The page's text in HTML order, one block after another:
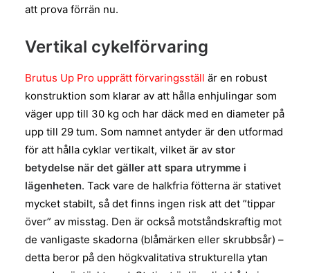
att prova förrän nu.
Vertikal cykelförvaring
Brutus Up Pro upprätt förvaringsställ är en robust
konstruktion som klarar av att hålla enhjulingar som
väger upp till 30 kg och har däck med en diameter på
upp till 29 tum. Som namnet antyder är den utformad
för att hålla cyklar vertikalt, vilket är av stor
betydelse när det gäller att spara utrymme i
lägenheten. Tack vare de halkfria fötterna är stativet
mycket stabilt, så det finns ingen risk att det ”tippar
över” av misstag. Den är också motståndskraftig mot
de vanligaste skadorna (blåmärken eller skrubbsår) –
detta beror på den högkvalitativa strukturella ytan